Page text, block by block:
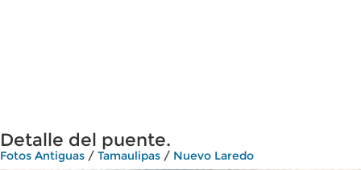
Detalle del puente.
Fotos Antiguas / Tamaulipas / Nuevo Laredo